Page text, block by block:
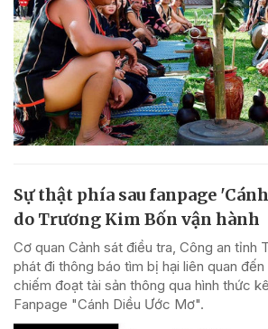
Sự thật phía sau fanpage
do Trương Kim Bốn vận hành
Cơ quan Cảnh sát điều tra, Công an tỉnh
phát đi thông báo tìm bị hại liên quan
chiếm đoạt tài sản thông qua hình thức
Fanpage "Cánh Diều Ước Mơ".